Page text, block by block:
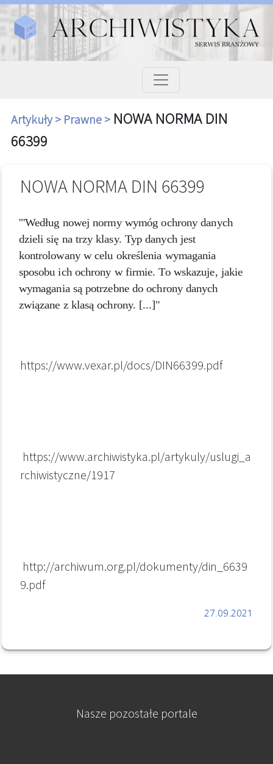
Artykuły > Prawne > NOWA NORMA DIN
66399
NOWA NORMA DIN 66399
'"Według nowej normy wymóg ochrony danych
dzieli się na trzy klasy. Typ danych jest
kontrolowany w celu określenia wymagania
sposobu ich ochrony w firmie. To wskazuje, jakie
wymagania są potrzebne do ochrony danych
związane z klasą ochrony. [...]"
https://www.vexar.pl/docs/DIN66399.pdf
https://www.archiwistyka.pl/artykuly/uslugi_a
rchiwistyczne/1917
http://archiwum.org.pl/dokumenty/din_6639
9.pdf
27.09.2021
Nasze pozostałe portale